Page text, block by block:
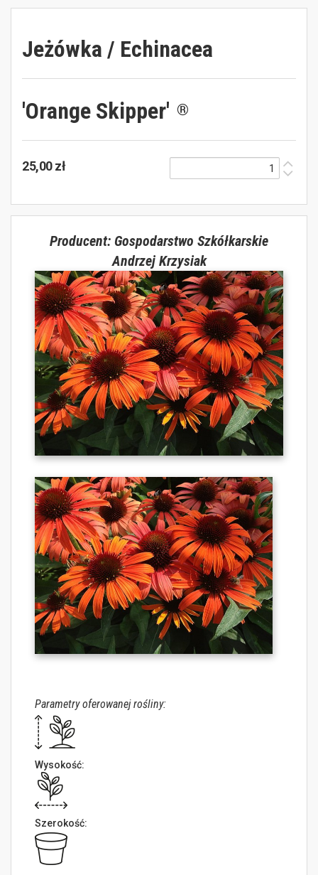
Jeżówka / Echinacea
'Orange Skipper' ®
25,00 zł
Producent: Gospodarstwo Szkółkarskie
Andrzej Krzysiak
Parametry oferowanej rośliny:
Wysokość:
Szerokość: